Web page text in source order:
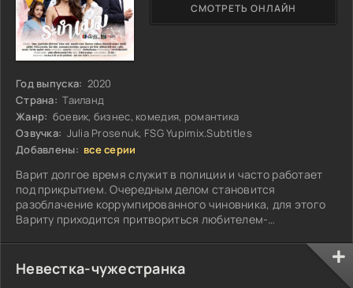
Год выпуска: 2020
Страна: Таиланд
Жанр: боевик, бизнес, комедия, романтика
Озвучка: Julia Prosenuk, FSG Yupimix.Subtitles
Добавлены: все серии
Варит долгое время служит в полиции и часто работает
под прикрытием. Очередным делом становится
разоблачение коррумпированного чиновника, для этого
Вариту приходится притвориться любителем-
СМОТРЕТЬ ОНЛАЙН
Невестка-чужестранка